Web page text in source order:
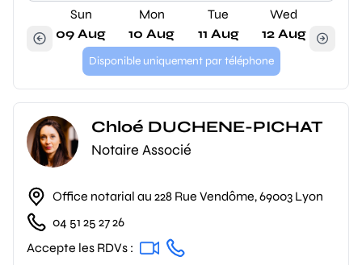
Sun
09 Aug
Mon
10 Aug
Tue
11 Aug
Wed
12 Aug
Disponible uniquement par téléphone
Chloé DUCHENE-PICHAT
Notaire Associé
Office notarial au 228 Rue Vendôme, 69003 Lyon
04 51 25 27 26
Accepte les RDVs :